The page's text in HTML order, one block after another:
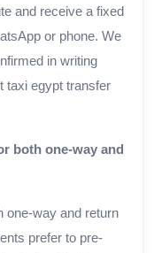
and receive a fixed
or phone. We
in writing
taxi egypt transfer
both one-way and
one-way and return
prefer to pre-